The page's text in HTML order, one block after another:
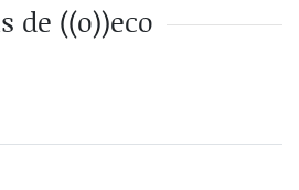
de ((o))eco